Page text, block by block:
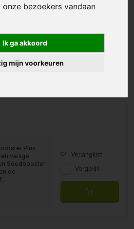
bezoekers vandaan
Ik ga akkoord
mijn voorkeuren
€18,12
Plus
veilige
Seedbooster
de
Verlanglijst
Vergelijk